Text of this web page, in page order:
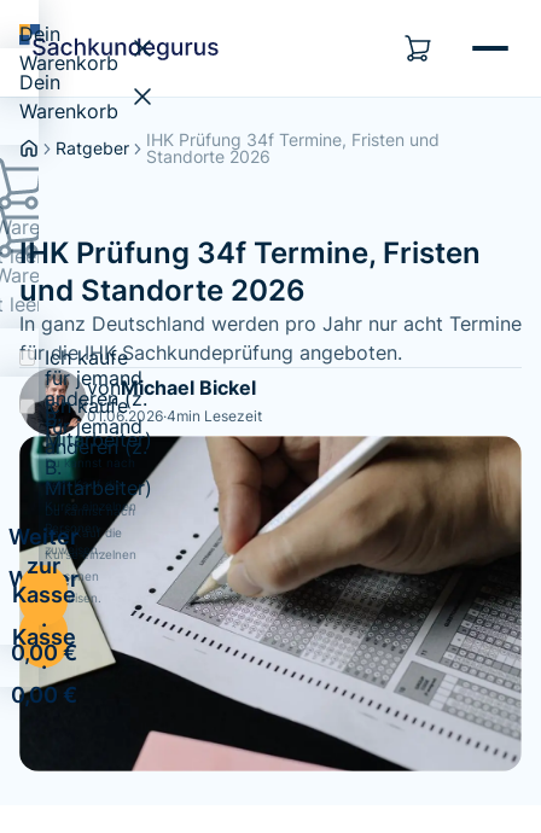
Dein
Warenkorb
leer...
Ich kaufe
für jemand
anderen (z.
B.
Mitarbeiter)
Du kannst nach
dem Kauf die
Kurse einzelnen
Personen
zuweisen.
Weiter
zur
Kasse
·
0,00 €
Dein
Warenkorb
leer...
Ich kaufe
für jemand
anderen (z.
B.
Mitarbeiter)
Du kannst nach
dem Kauf die
Kurse einzelnen
Personen
zuweisen.
Weiter
zur
Kasse
·
0,00 €
Ratgeber
IHK Prüfung 34f Termine, Fristen und
Standorte 2026
IHK Prüfung 34f Termine, Fristen
und Standorte 2026
In ganz Deutschland werden pro Jahr nur acht Termine
für die IHK Sachkundeprüfung angeboten.
vonMichael Bickel
01.06.2026·4min Lesezeit